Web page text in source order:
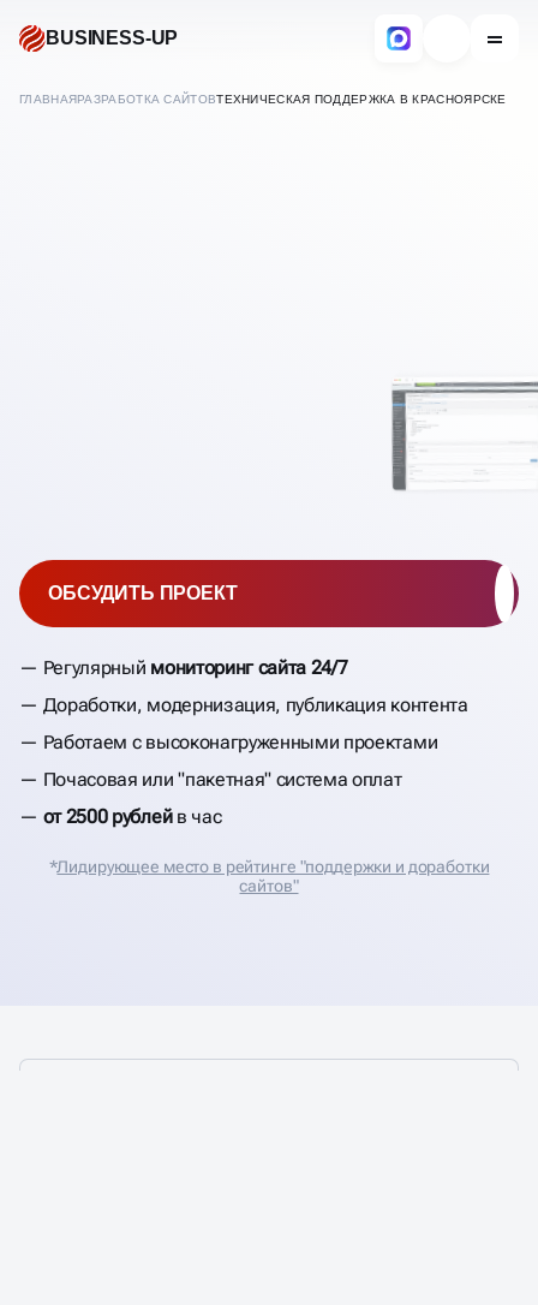
BUSINESS-UP
ГЛАВНАЯРАЗРАБОТКА САЙТОВТЕХНИЧЕСКАЯ ПОДДЕРЖКА В КРАСНОЯРСКЕ
Регулярный мониторинг сайта 24/7
Доработки, модернизация, публикация контента
Работаем с высоконагруженными проектами
Почасовая или "пакетная" система оплат
от 2500 рублейв час
ОБСУДИТЬ ПРОЕКТ
*Лидирующее место в рейтинге "поддержки и доработки
сайтов"